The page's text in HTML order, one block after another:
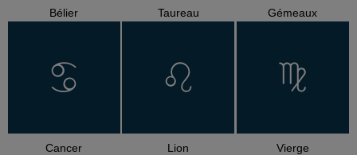
Bélier Taureau Gémeaux
Cancer Lion Vierge